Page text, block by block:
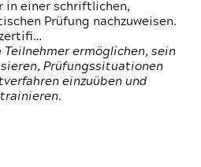
in einer schriftlichen,
Prüfung nachzuweisen.
Teilnehmer ermöglichen, sein
Prüfungssituationen
einzuüben und